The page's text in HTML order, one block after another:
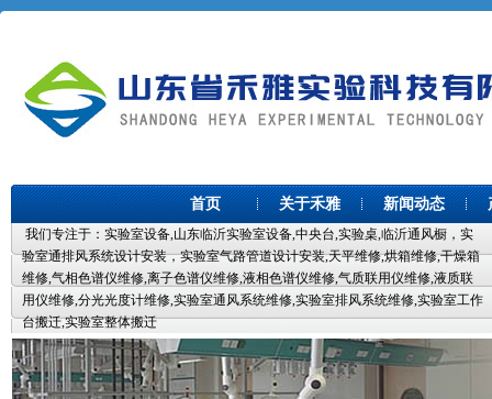
首页 关于禾雅 新闻动态
我们专注于：实验室设备,山东临沂实验室设备,中央台,实验桌,临沂通风橱，实
验室通排风系统设计安装，实验室气路管道设计安装,天平维修,烘箱维修,干燥箱
维修,气相色谱仪维修,离子色谱仪维修,液相色谱仪维修,气质联用仪维修,液质联
用仪维修,分光光度计维修,实验室通风系统维修,实验室排风系统维修,实验室工作
台搬迁,实验室整体搬迁